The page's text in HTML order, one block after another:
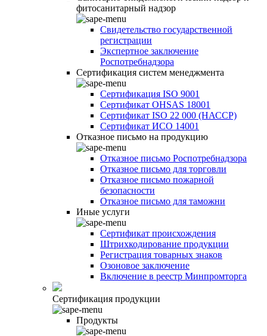
фитосанитарный надзор
Свидетельство государственной
регистрации
Экспертное заключение
Роспотребнадзора
Сертификация систем менеджмента
Сертификация ISO 9001
Сертификат OHSAS 18001
Сертификат ISO 22 000 (НАССР)
Сертификат ИСО 14001
Отказное письмо на продукцию
Отказное письмо Роспотребнадзора
Отказное письмо для торговли
Отказное письмо пожарной
безопасности
Отказное письмо для таможни
Иные услуги
Сертификат происхождения
Штрихкодирование продукции
Регистрация товарных знаков
Озоновое заключение
Включение в реестр Минпромторга
Сертификация продукции
Продукты